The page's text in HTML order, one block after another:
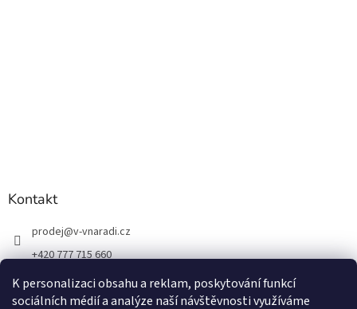
K personalizaci obsahu a reklam, poskytování funkcí
sociálních médií a analýze naší návštěvnosti využíváme
Kontakt
prodej@v-vnaradi.cz
+420 777 715 660